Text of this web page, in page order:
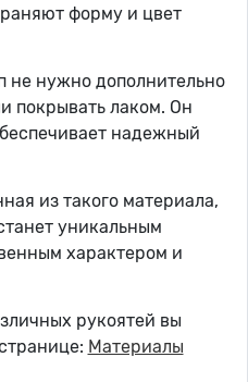
форму и цвет
не нужно дополнительно
покрывать лаком. Он
надежный
из такого материала,
уникальным
характером и
рукоятей вы
Материалы